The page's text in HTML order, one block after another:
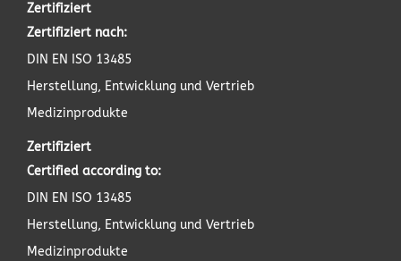
Zertifiziert
Zertifiziert nach:
DIN EN ISO 13485
Herstellung, Entwicklung und Vertrieb
Medizinprodukte
Zertifiziert
Certified according to:
DIN EN ISO 13485
Herstellung, Entwicklung und Vertrieb
Medizinprodukte